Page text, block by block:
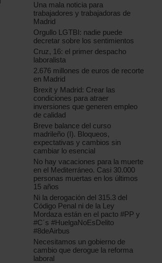
Una mala noticia para
trabajadores y trabajadoras de
Madrid
Orgullo LGTBI: nadie puede
decretar sobre los sentimientos
Cruz, 16: el primer despacho
laboralista
2.676 millones de euros de recorte
en Madrid
Brexit y Madrid: Crear las
condiciones para atraer
inversiones que generen empleo
de calidad
Breve balance del curso
madrileño (I). Bloqueos,
expectativas y cambios sin
cambiar lo esencial
No hay vacaciones para la muerte
en el Mediterráneo. Casi 30.000
personas muertas en los últimos
15 años
Ni la derogación del 315.3 del
Código Penal ni de la Ley
Mordaza están en el pacto #PP y
#C´s #HuelgaNoEsDelito
#8deAirbus
Necesitamos un gobierno de
cambio que derogue la reforma
laboral